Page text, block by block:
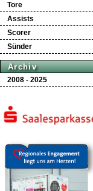
Tore
Assists
Scorer
Sünder
Archiv
2008 - 2025